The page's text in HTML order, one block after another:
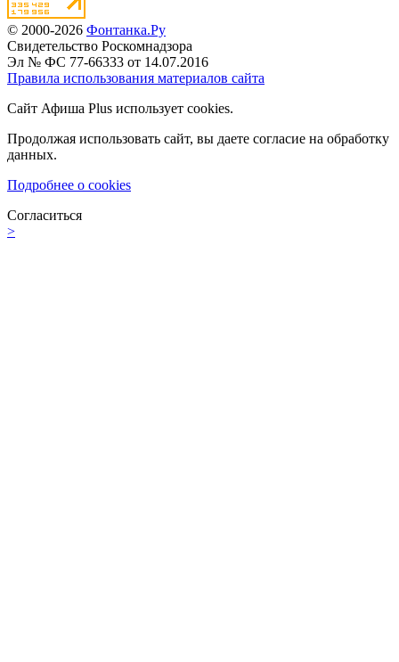
© 2000-2026 Фонтанка.Ру
Свидетельство Роскомнадзора
Эл № ФС 77-66333 от 14.07.2016
Правила использования материалов сайта
Сайт Афиша Plus использует cookies.
Продолжая использовать сайт, вы даете согласие на обработку
данных.
Подробнее о cookies
Согласиться
>